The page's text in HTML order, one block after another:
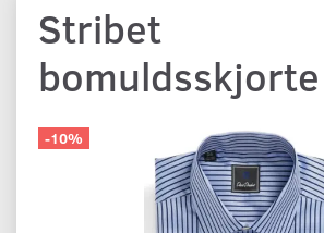
Stribet
bomuldsskjorte
-10%